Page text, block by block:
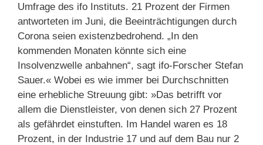
Umfrage des ifo Instituts. 21 Prozent der Firmen
antworteten im Juni, die Beeinträchtigungen durch
Corona seien existenzbedrohend. „In den
kommenden Monaten könnte sich eine
Insolvenzwelle anbahnen“, sagt ifo-Forscher Stefan
Sauer.« Wobei es wie immer bei Durchschnitten
eine erhebliche Streuung gibt: »Das betrifft vor
allem die Dienstleister, von denen sich 27 Prozent
als gefährdet einstuften. Im Handel waren es 18
Prozent, in der Industrie 17 und auf dem Bau nur 2